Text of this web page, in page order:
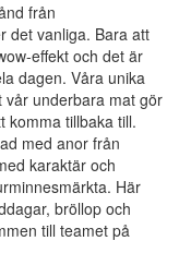
från
det vanliga. Bara att
effekt och det är
dagen. Våra unika
vår underbara mat gör
komma tillbaka till.
med anor från
karaktär och
Här
bröllop och
till teamet på